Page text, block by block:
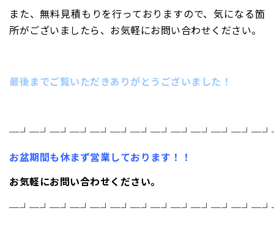
また、無料見積もりを行っておりますので、気になる箇
所がございましたら、お気軽にお問い合わせください。
最後までご覧いただきありがとうございました！
お盆期間も休まず営業しております！！
お気軽にお問い合わせください。